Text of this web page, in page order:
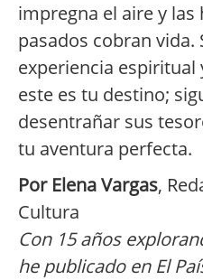
impregna el aire y
pasados cobran vida.
experiencia
este es tu destino;
desentrañar sus
tu aventura perfecta.
Por Elena Vargas,
Cultura
Con 15 años
he publicado en El